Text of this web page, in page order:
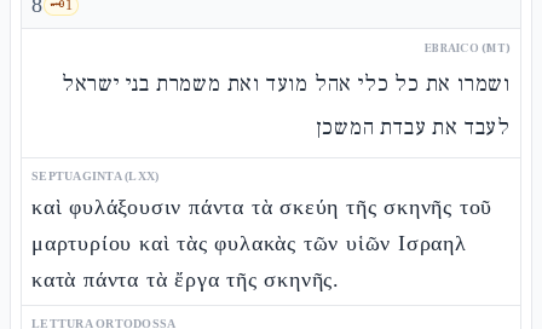
8 🗝️1
EBRAICO (MT)
ושמרו את כל כלי אהל מועד ואת משמרת בני ישראל
לעבד את עבדת המשכן
SEPTUAGINTA (LXX)
καὶ φυλάξουσιν πάντα τὰ σκεύη τῆς σκηνῆς τοῦ
μαρτυρίου καὶ τὰς φυλακὰς τῶν υἱῶν Ισραηλ
κατὰ πάντα τὰ ἔργα τῆς σκηνῆς.
LETTURA ORTODOSSA